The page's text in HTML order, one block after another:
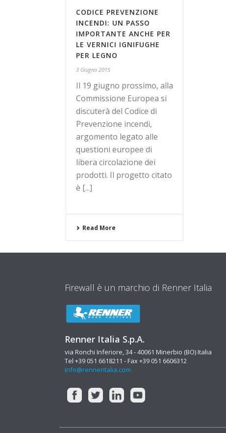
CODICE PREVENZIONE
INCENDI: UN PASSO
IMPORTANTE ANCHE PER
LE VERNICI IGNIFUGHE
PER LEGNO
3 Giugno 2015
Il 19 giugno prossimo, alla
Commissione Europea si
discuterà del Codice di
Prevenzione incendi,
argomento legato alle
questioni europee di
libera circolazione dei
prodotti. Il progetto citato
è [...]
Read More
Firewall è un marchio di Renner Italia
Renner Italia S.p.A.
via Ronchi Inferiore, 34 - 40061 Minerbio (BO) Italia
Tel +39 051 6618211 - Fax +39 051 6606312
info@renneritalia.com